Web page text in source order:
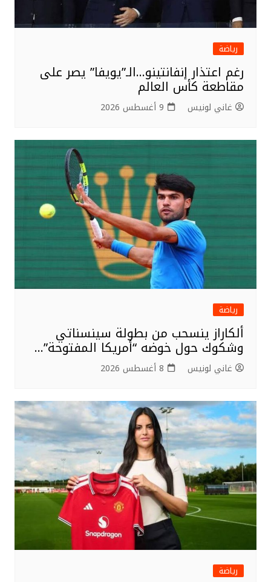
رياضة
رغم اعتذار إنفانتينو…الـ”يويفا” يصر على
مقاطعة كأس العالم
غاني لونيس 9 أغسطس 2026
رياضة
ألكاراز ينسحب من بطولة سينسناتي
وشكوك حول خوضه “أمريكا المفتوحة”…
غاني لونيس 8 أغسطس 2026
رياضة